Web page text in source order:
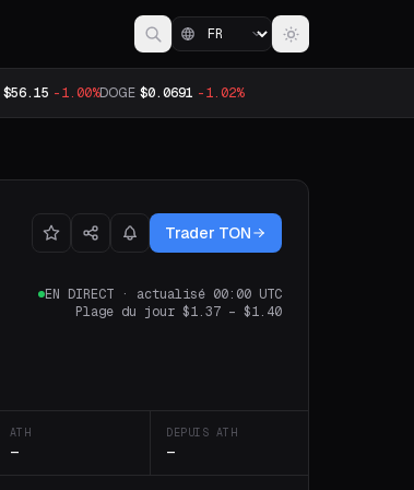
$56.15 -1.00%DOGE $0.0691 -1.02%
Trader TON
EN DIRECT · actualisé 00:00 UTC
Plage du jour $1.37 – $1.40
ATH
—
DEPUIS ATH
—